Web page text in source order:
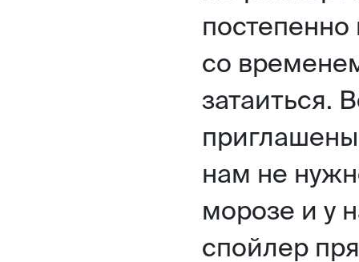
со
затаиться.
нам не
морозе и у
спойлер